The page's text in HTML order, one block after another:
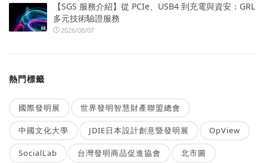
【SGS 服務介紹】從 PCIe、USB4 到充電與資安：GRL
多元技術驗證服務
2026/08/07
熱門標籤
國際發明展 世界發明智慧財產聯盟總會
中國文化大學 JDIE日本設計創意暨發明展 OpView
SocialLab 台灣發明商品促進協會 北市圖